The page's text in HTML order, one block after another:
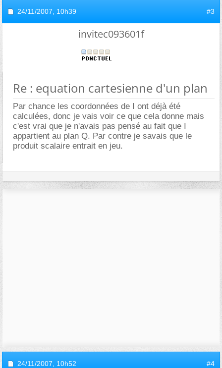
24/11/2007, 10h39 #3
invitec093601f
Re : equation cartesienne d'un plan
Par chance les coordonnées de I ont déjà été
calculées, donc je vais voir ce que cela donne mais
c'est vrai que je n'avais pas pensé au fait que I
appartient au plan Q. Par contre je savais que le
produit scalaire entrait en jeu.
24/11/2007, 10h52 #4